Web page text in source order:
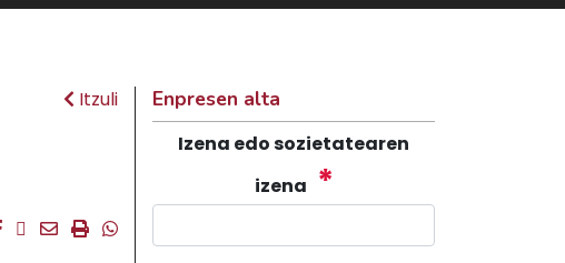
Bilatu
Itzuli
Facebook
Twitter
EmailImprimirWhatsapp
Enpresen alta
Izena edo sozietatearen
izena *